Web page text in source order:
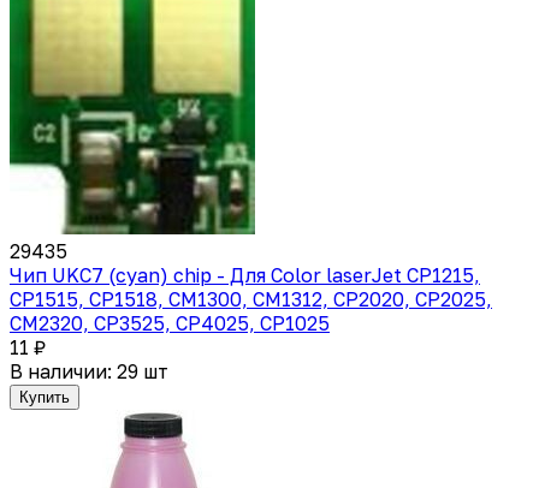
29435
Чип UKC7 (cyan) chip - Для Color laserJet CP1215,
CP1515, CP1518, CM1300, CM1312, CP2020, CP2025,
CM2320, CP3525, CP4025, CP1025
11 ₽
В наличии: 29 шт
Купить